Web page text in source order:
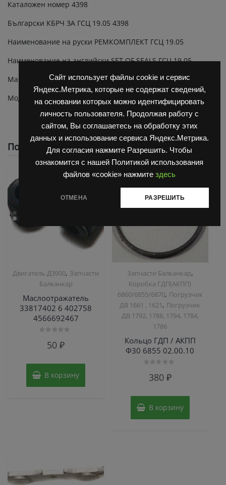
Сайт использует файлы cookie и сервис
Яндекс.Метрика, которые не содержат сведений,
на основании которых можно идентифицировать
личность пользователя. Продолжая работу с
сайтом, Вы соглашаетесь на обработку этих
данных и использование сервиса Яндекс.Метрика.
Для согласия нажмите Разрешить. Чтобы
ознакомится с нашей Политикой использования
файлов «cookie» нажмите здесь
ОТМЕНА РАЗРЕШИТЬ
Каталожен номер 4398
Български КБРЧ ЗА ГСЦ 19.05 4398
Наименование на руски РЕМКОМПЛЕКТ ГСЦ 19.05
Наименование на английски SET OF SEALS ГСЦ 19.05
Марка BALKANCAR
Модел ДВ 1661.33
Похожие
Двигатель Д3900, Запчасти
Балканкар
Маслоотражатель
33817402 6 402758
4566692467
50₽
В корзину
Запчасти Балканкар,
Коробка ГДП(АКПП)
6860/6855/6870, Погрузчик
ДВ 1661 , 1621, Погрузчик
ДВ 1792, 1788, 1794, 1784,
1786
Кольцо ГДП / АКПП
Ф30 6855 02.00.10
380 ₽
В корзину